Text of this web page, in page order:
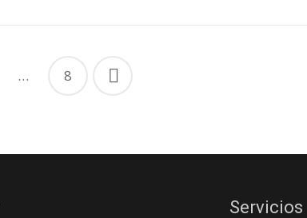
… 8
Servicios